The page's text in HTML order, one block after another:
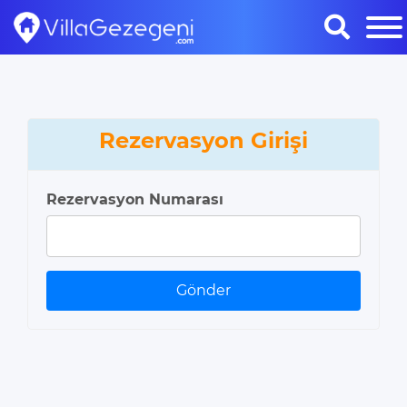
Rezervasyon Girişi
Rezervasyon Numarası
Gönder